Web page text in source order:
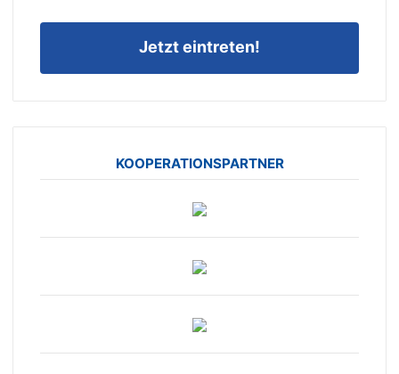
Jetzt eintreten!
KOOPERATIONSPARTNER